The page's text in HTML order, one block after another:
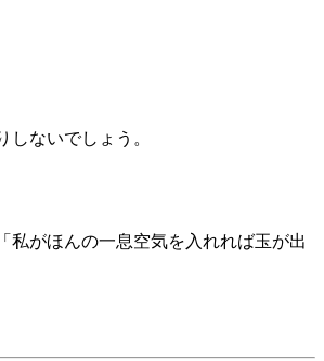
ないでしょう。
私がほんの一息空気を入れれば玉が出